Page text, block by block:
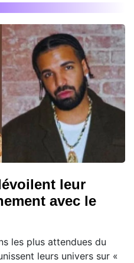
leur
avec le
les plus attendues du
leurs univers sur «